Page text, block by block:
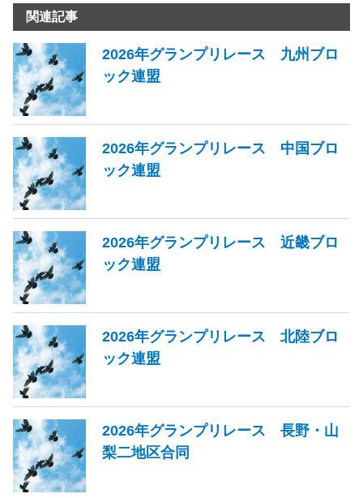
関連記事
2026年グランプリレース 九州ブロ
ック連盟
2026年グランプリレース 中国ブロ
ック連盟
2026年グランプリレース 近畿ブロ
ック連盟
2026年グランプリレース 北陸ブロ
ック連盟
2026年グランプリレース 長野・山
梨二地区合同